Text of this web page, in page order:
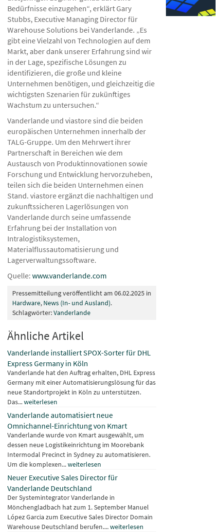
Bedürfnisse einzugehen“, erklärt Gary
Stubbs, Executive Managing Director für
Warehouse Solutions bei Vanderlande. „Es
gibt eine Vielzahl von Technologien auf dem
Markt, aber dank unserer Erfahrung sind wir
in der Lage, spezifische Lösungen zu
identifizieren, die große und kleine
Unternehmen benötigen, und gleichzeitig die
wichtigsten Szenarien für zukünftiges
Wachstum zu untersuchen.“
Vanderlande und viastore sind die beiden
europäischen Unternehmen innerhalb der
TALG-Gruppe. Um den Mehrwert ihrer
Partnerschaft in Bereichen wie dem
Austausch von Produktinnovationen sowie
Forschung und Entwicklung hervorzuheben,
teilen sich die beiden Unternehmen einen
Stand. viastore ergänzt die nachhaltigen und
zukunftssicheren Lagerlösungen von
Vanderlande durch seine umfassende
Erfahrung bei der Installation von
Intralogistiksystemen,
Materialflussautomatisierung und
Lagerverwaltungssoftware.
Quelle: www.vanderlande.com
Pressemitteilung veröffentlicht am 06.02.2025 in
Hardware, News (In- und Ausland).
Schlagwörter:Vanderlande
Ähnliche Artikel
Vanderlande installiert SPOX-Sorter für DHL
Express Germany in Köln
Vanderlande hat den Auftrag erhalten, DHL Express
Germany mit einer Automatisierungslösung für das
neue Standortprojekt in Köln zu unterstützen.
Das...weiterlesen
Vanderlande automatisiert neue
Omnichannel-Einrichtung von Kmart
Vanderlande wurde von Kmart ausgewählt, um
dessen neue Logistikeinrichtung im Moorebank
Intermodal Precinct in Sydney zu automatisieren.
Um die komplexen...weiterlesen
Neuer Executive Sales Director für
Vanderlande Deutschland
Der Systemintegrator Vanderlande in
Mönchengladbach hat zum 1. September Manuel
López Garcia zum Executive Sales Director Domain
Warehouse Deutschland berufen....weiterlesen